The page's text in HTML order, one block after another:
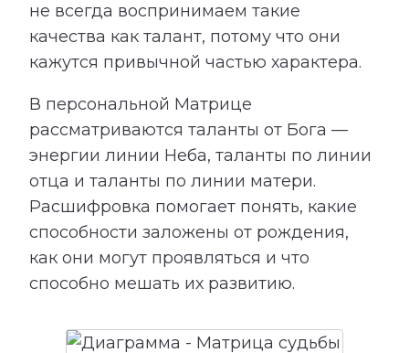
не всегда воспринимаем такие
качества как талант, потому что они
кажутся привычной частью характера.
В персональной Матрице
рассматриваются таланты от Бога —
энергии линии Неба, таланты по линии
отца и таланты по линии матери.
Расшифровка помогает понять, какие
способности заложены от рождения,
как они могут проявляться и что
способно мешать их развитию.